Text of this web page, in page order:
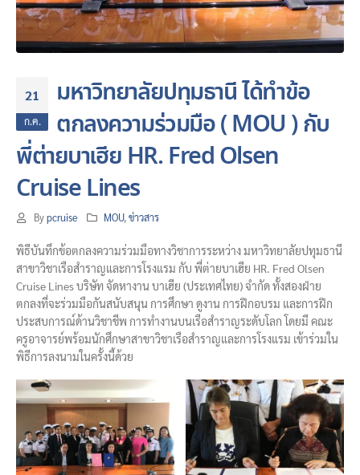
21
ก.ค.
มหาวิทยาลัยปทุมธานี ได้ทำข้อ
ตกลงความร่วมมือ ( MOU ) กับ
พี่ต่ายบาเฮีย​ HR. Fred​ Olsen​
Cruise​ Lines
By pcruise MOU,ข่าวสาร
พิธีบันทึกข้อตกลงความร่วมมือทางวิชาการระหว่าง มหาวิทยาลัยปทุมธานี
สาขาวิชาเรือสำราญและการโรงแรม กับ พี่ต่ายบาเฮีย​ HR. Fred​ Olsen​
Cruise​ Lines บริษัท จัดหางาน บาเฮีย (ประเทศไทย) จำกัด ทั้งสองฝ่าย
ตกลงที่จะร่วมมือกันสนับสนุน การศึกษา ดูงาน การฝึกอบรม และการฝึก
ประสบการณ์ด้านวิชาชีพ การทำงานบนเรือสำราญระดับโลก​ โดยมี คณะ
ครูอาจารย์พร้อมนักศึกษาสาขาวิชาเรือสำราญและการโรงแรม เข้าร่วมใน
พิธีการลงนามในครั้งนี้ด้วย